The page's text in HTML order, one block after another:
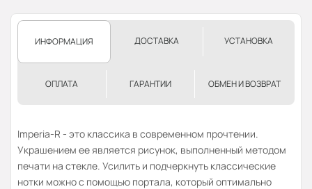
ИНФОРМАЦИЯ ДОСТАВКА УСТАНОВКА
ОПЛАТА ГАРАНТИИ ОБМЕН И ВОЗВРАТ
Imperia-R - это классика в современном прочтении.
Украшением ее является рисунок, выполненный методом
печати на стекле. Усилить и подчеркнуть классические
нотки можно с помощью портала, который оптимально